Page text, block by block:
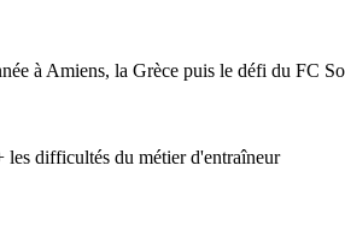
à Amiens, la Grèce puis le défi du FC
les difficultés du métier d'entraîneur